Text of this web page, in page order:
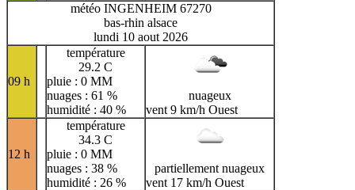
météo INGENHEIM 67270
bas-rhin alsace
lundi 10 aout 2026
09 h
température
29.2 C
pluie : 0 MM
nuages : 61 %
humidité : 40 %
nuageux
vent 9 km/h Ouest
12 h
température
34.3 C
pluie : 0 MM
nuages : 38 %
humidité : 26 %
partiellement nuageux
vent 17 km/h Ouest